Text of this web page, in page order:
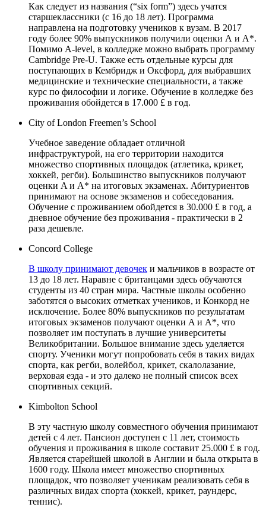
Как следует из названия (“six form”) здесь учатся
старшеклассники (с 16 до 18 лет). Программа
направлена на подготовку учеников к вузам. В 2017
году более 90% выпускников получили оценки А и А*.
Помимо A-level, в колледже можно выбрать программу
Cambridge Pre-U. Также есть отдельные курсы для
поступающих в Кембридж и Оксфорд, для выбравших
медицинские и технические специальности, а также
курс по философии и логике. Обучение в колледже без
проживания обойдется в 17.000 £ в год.
City of London Freemen’s School
Учебное заведение обладает отличной
инфраструктурой, на его территории находится
множество спортивных площадок (атлетика, крикет,
хоккей, регби). Большинство выпускников получают
оценки A и А* на итоговых экзаменах. Абитуриентов
принимают на основе экзаменов и собеседования.
Обучение с проживанием обойдется в 30.000 £ в год, а
дневное обучение без проживания - практически в 2
раза дешевле.
Concord College
В школу принимают девочек и мальчиков в возрасте от
13 до 18 лет. Наравне с британцами здесь обучаются
студенты из 40 стран мира. Частные школы особенно
заботятся о высоких отметках учеников, и Конкорд не
исключение. Более 80% выпускников по результатам
итоговых экзаменов получают оценки A и А*, что
позволяет им поступать в лучшие университеты
Великобритании. Большое внимание здесь уделяется
спорту. Ученики могут попробовать себя в таких видах
спорта, как регби, волейбол, крикет, скалолазание,
верховая езда - и это далеко не полный список всех
спортивных секций.
Kimbolton School
В эту частную школу совместного обучения принимают
детей с 4 лет. Пансион доступен с 11 лет, стоимость
обучения и проживания в школе составит 25.000 £ в год.
Является старейшей школой в Англии и была открыта в
1600 году. Школа имеет множество спортивных
площадок, что позволяет ученикам реализовать себя в
различных видах спорта (хоккей, крикет, раундерс,
теннис).